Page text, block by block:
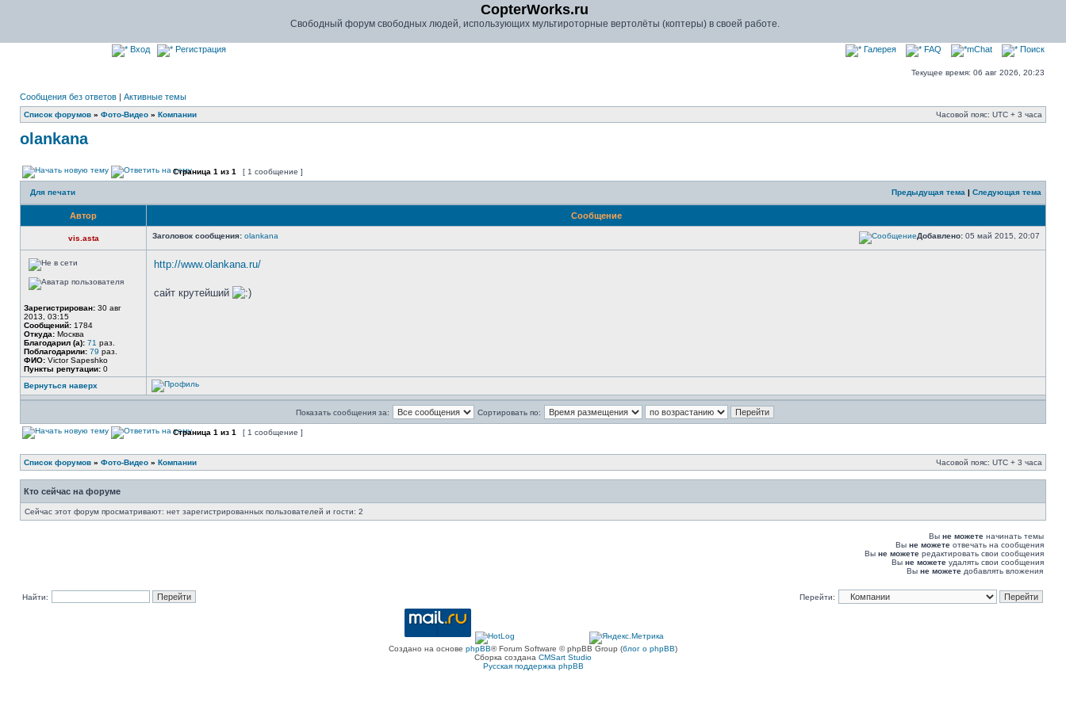
CopterWorks.ru
Свободный форум свободных людей, использующих мультироторные вертолёты (коптеры) в своей работе.
Вход Регистрация Галерея FAQ mChat Поиск
Текущее время: 06 авг 2026, 20:23
Сообщения без ответов | Активные темы
Список форумов » Фото-Видео » Компании Часовой пояс: UTC + 3 часа
olankana
Страница 1 из 1 [ 1 сообщение ]
Для печати Предыдущая тема | Следующая тема
Автор Сообщение
vis.asta Заголовок сообщения: olankana Добавлено: 05 май 2015, 20:07
Зарегистрирован: 30 авг
2013, 03:15
Сообщений: 1784
Откуда: Москва
Благодарил (а): 71 раз.
Поблагодарили: 79 раз.
ФИО: Victor Sapeshko
Пункты репутации: 0
http://www.olankana.ru/
сайт крутейший
Вернуться наверх
Показать сообщения за: Сортировать по:
Страница 1 из 1 [ 1 сообщение ]
Список форумов » Фото-Видео » Компании Часовой пояс: UTC + 3 часа
Кто сейчас на форуме
Сейчас этот форум просматривают: нет зарегистрированных пользователей и гости: 2
Вы не можете начинать темы
Вы не можете отвечать на сообщения
Вы не можете редактировать свои сообщения
Вы не можете удалять свои сообщения
Вы не можете добавлять вложения
Найти: Перейти:
Создано на основе phpBB® Forum Software © phpBB Group (блог о phpBB)
Сборка создана CMSart Studio
Русская поддержка phpBB